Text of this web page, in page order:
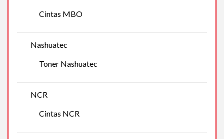
Cintas MBO
Nashuatec
Toner Nashuatec
NCR
Cintas NCR